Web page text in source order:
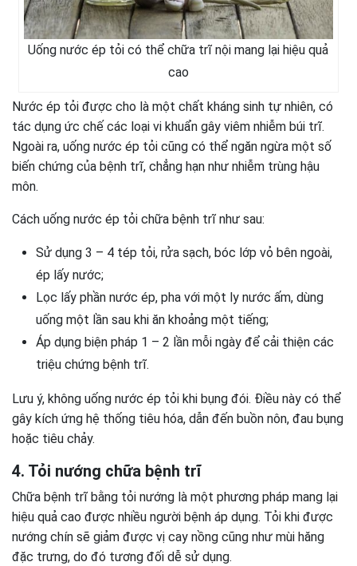
Uống nước ép tỏi có thể chữa trĩ nội mang lại hiệu quả
cao
Nước ép tỏi được cho là một chất kháng sinh tự nhiên, có
tác dụng ức chế các loại vi khuẩn gây viêm nhiễm búi trĩ.
Ngoài ra, uống nước ép tỏi cũng có thể ngăn ngừa một số
biến chứng của bệnh trĩ, chẳng hạn như nhiễm trùng hậu
môn.
Cách uống nước ép tỏi chữa bệnh trĩ như sau:
Sử dụng 3 – 4 tép tỏi, rửa sạch, bóc lớp vỏ bên ngoài,
ép lấy nước;
Lọc lấy phần nước ép, pha với một ly nước ấm, dùng
uống một lần sau khi ăn khoảng một tiếng;
Áp dụng biện pháp 1 – 2 lần mỗi ngày để cải thiện các
triệu chứng bệnh trĩ.
Lưu ý, không uống nước ép tỏi khi bụng đói. Điều này có thể
gây kích ứng hệ thống tiêu hóa, dẫn đến buồn nôn, đau bụng
hoặc tiêu chảy.
4. Tỏi nướng chữa bệnh trĩ
Chữa bệnh trĩ bằng tỏi nướng là một phương pháp mang lại
hiệu quả cao được nhiều người bệnh áp dụng. Tỏi khi được
nướng chín sẽ giảm được vị cay nồng cũng như mùi hăng
đặc trưng, do đó tương đối dễ sử dụng.